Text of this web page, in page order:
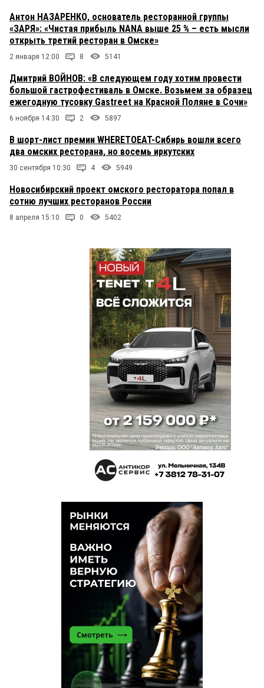
Антон НАЗАРЕНКО, основатель ресторанной группы
«ЗАРЯ»: «Чистая прибыль NANA выше 25 % – есть мысли
открыть третий ресторан в Омске»
2 января 12:00 8 5141
Дмитрий ВОЙНОВ: «В следующем году хотим провести
большой гастрофестиваль в Омске. Возьмем за образец
ежегодную тусовку Gastreet на Красной Поляне в Сочи»
6 ноября 14:30 2 5897
В шорт-лист премии WHERETOEAT-Сибирь вошли всего
два омских ресторана, но восемь иркутских
30 сентября 10:30 4 5949
Новосибирский проект омского ресторатора попал в
сотню лучших ресторанов России
8 апреля 15:10 0 5402